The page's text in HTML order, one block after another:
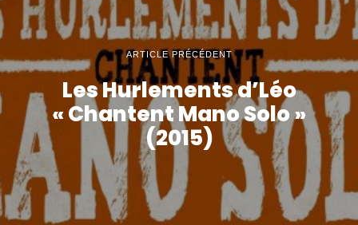
ARTICLE PRÉCÉDENT
Les Hurlements d’Léo
« Chantent Mano Solo »
(2015)